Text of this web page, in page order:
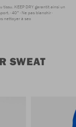
KEEP DRY garantit ainsi un
40° Ne pas blanchir
nettoyer à sec
SWEAT